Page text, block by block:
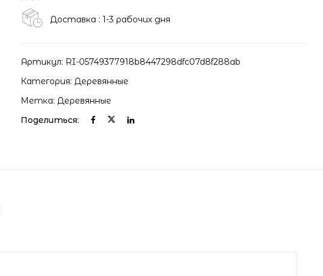
Доставка : 1-3 рабочих дня
Артикул: RI-05749377918b8447298dfc07d8f288ab
Категория: Деревянные
Метка: Деревянные
Поделиться: